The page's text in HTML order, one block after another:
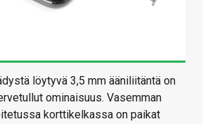
löytyvä 3,5 mm ääniliitäntä on
ominaisuus. Vasemman
korttikelkassa on paikat